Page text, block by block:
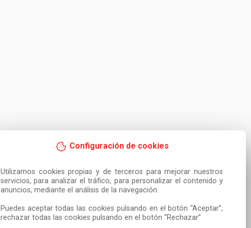
Configuración de cookies
Utilizamos cookies propias y de terceros para mejorar nuestros
servicios, para analizar el tráfico, para personalizar el contenido y
anuncios, mediante el análisis de la navegación.
Puedes aceptar todas las cookies pulsando en el botón “Aceptar”,
rechazar todas las cookies pulsando en el botón “Rechazar”